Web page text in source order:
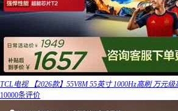
TCL电视 【2026款】55V8M 55英寸 1000Hz高刷 万元
10000条评价